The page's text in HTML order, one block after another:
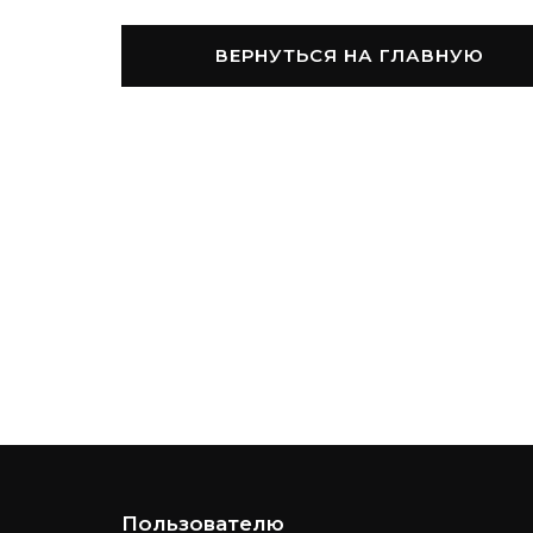
ВЕРНУТЬСЯ НА ГЛАВНУЮ
Пользователю